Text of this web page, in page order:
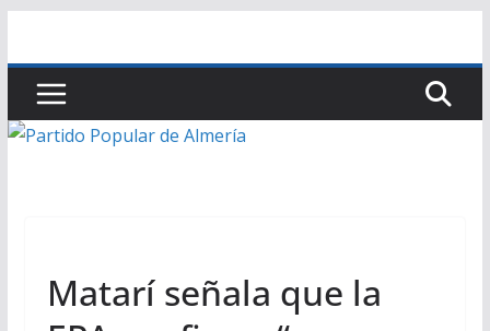
contenido
Matarí señala que la